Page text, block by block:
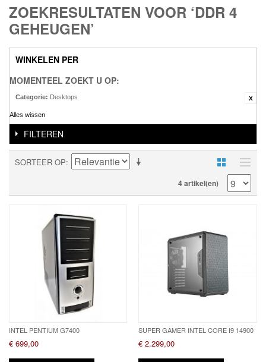
ZOEKRESULTATEN VOOR ‘DDR 4
GEHEUGEN’
WINKELEN PER
MOMENTEEL ZOEKT U OP:
Categorie: Desktops
Alles wissen
FILTEREN
SORTEER OP
4 artikel(en)
INTEL PENTIUM G7400
€ 699,00
SUPER GAMER INTEL CORE I9 14900
€ 2.299,00